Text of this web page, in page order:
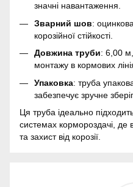
значні навантаження.
Зварний шов:
корозійної стійкості.
Довжина труби: 6,00
монтажу в кормових
Упаковка: труба
забезпечує зручне
Ця труба ідеально
системах кормороздачі, де
та захист від корозії.